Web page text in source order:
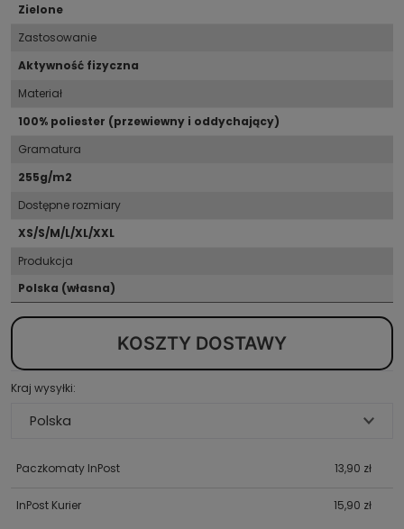
Zielone
Zastosowanie
Aktywność fizyczna
Materiał
100% poliester (przewiewny i oddychający)
Gramatura
255g/m2
Dostępne rozmiary
XS/S/M/L/XL/XXL
Produkcja
Polska (własna)
KOSZTY DOSTAWY
Kraj wysyłki:
Paczkomaty InPost 13,90 zł
InPost Kurier 15,90 zł